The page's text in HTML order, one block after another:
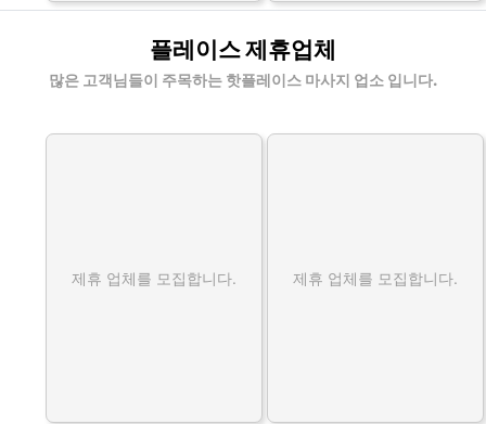
플레이스 제휴업체
많은 고객님들이 주목하는 핫플레이스 마사지 업소 입니다.
제휴 업체를 모집합니다. 제휴 업체를 모집합니다.